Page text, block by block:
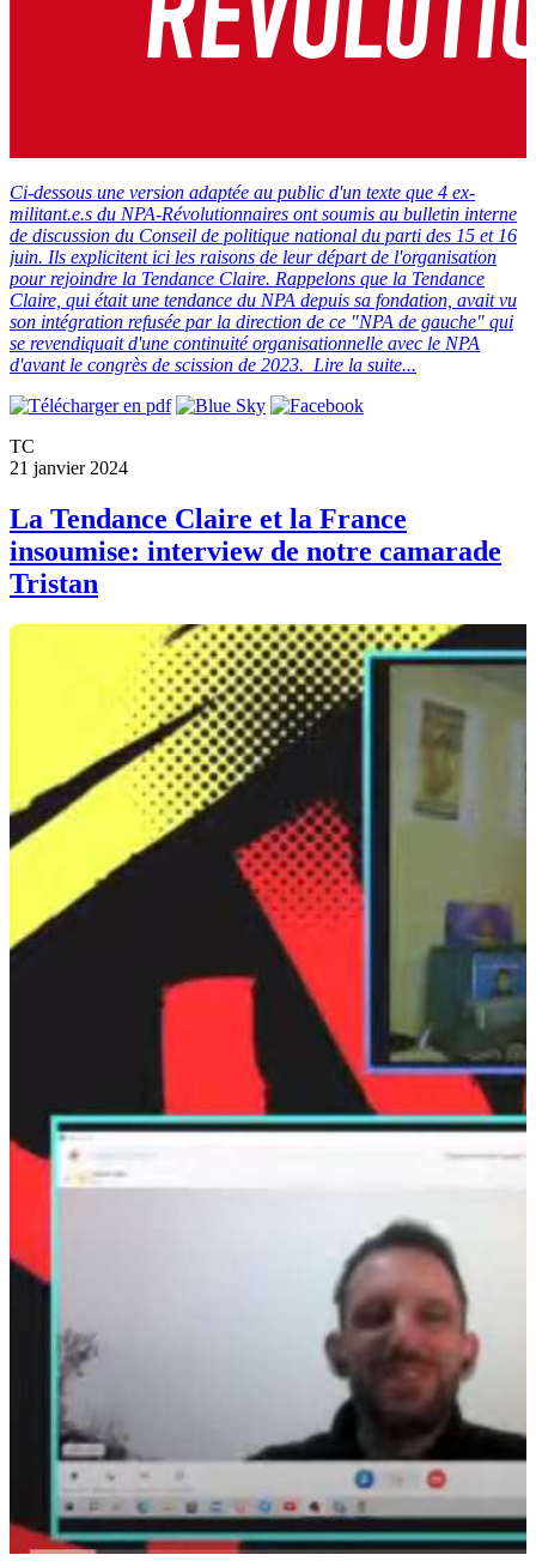
Ci-dessous une version adaptée au public d'un texte que 4 ex-
militant.e.s du NPA-Révolutionnaires ont soumis au bulletin interne
de discussion du Conseil de politique national du parti des 15 et 16
juin. Ils explicitent ici les raisons de leur départ de l'organisation
pour rejoindre la Tendance Claire. Rappelons que la Tendance
Claire, qui était une tendance du NPA depuis sa fondation, avait vu
son intégration refusée par la direction de ce "NPA de gauche" qui
se revendiquait d'une continuité organisationnelle avec le NPA
d'avant le congrès de scission de 2023. Lire la suite...
TC
21 janvier 2024
La Tendance Claire et la France
insoumise: interview de notre camarade
Tristan